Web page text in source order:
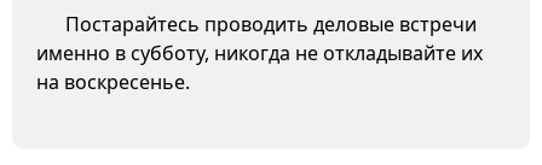
Постарайтесь проводить деловые встречи
именно в субботу, никогда не откладывайте их
на воскресенье.